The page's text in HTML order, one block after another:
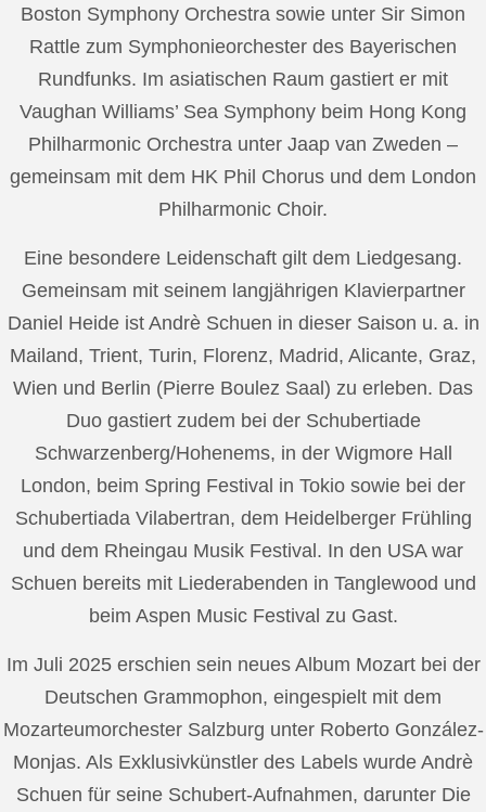
Boston Symphony Orchestra sowie unter Sir Simon
Rattle zum Symphonieorchester des Bayerischen
Rundfunks. Im asiatischen Raum gastiert er mit
Vaughan Williams’ Sea Symphony beim Hong Kong
Philharmonic Orchestra unter Jaap van Zweden –
gemeinsam mit dem HK Phil Chorus und dem London
Philharmonic Choir.
Eine besondere Leidenschaft gilt dem Liedgesang.
Gemeinsam mit seinem langjährigen Klavierpartner
Daniel Heide ist Andrè Schuen in dieser Saison u. a. in
Mailand, Trient, Turin, Florenz, Madrid, Alicante, Graz,
Wien und Berlin (Pierre Boulez Saal) zu erleben. Das
Duo gastiert zudem bei der Schubertiade
Schwarzenberg/Hohenems, in der Wigmore Hall
London, beim Spring Festival in Tokio sowie bei der
Schubertiada Vilabertran, dem Heidelberger Frühling
und dem Rheingau Musik Festival. In den USA war
Schuen bereits mit Liederabenden in Tanglewood und
beim Aspen Music Festival zu Gast.
Im Juli 2025 erschien sein neues Album Mozart bei der
Deutschen Grammophon, eingespielt mit dem
Mozarteumorchester Salzburg unter Roberto González-
Monjas. Als Exklusivkünstler des Labels wurde Andrè
Schuen für seine Schubert-Aufnahmen, darunter Die